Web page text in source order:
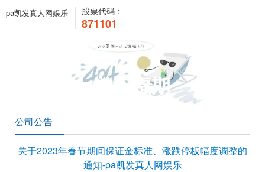
pa凯发真人网娱乐 股票代码：
871101
关于福期
公司公告
关于2023年春节期间保证金标准、涨跌停板幅度调整的
通知-pa凯发真人网娱乐